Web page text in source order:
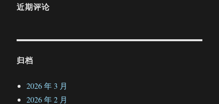
近期评论
归档
2026 年 3 月
2026 年 2 月